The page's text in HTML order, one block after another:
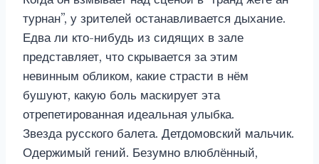
турнан”, у зрителей останавливается дыхание.
Едва ли кто-нибудь из сидящих в зале
представляет, что скрывается за этим
невинным обликом, какие страсти в нём
бушуют, какую боль маскирует эта
отрепетированная идеальная улыбка.
Звезда русского балета. Детдомовский мальчик.
Одержимый гений. Безумно влюблённый,